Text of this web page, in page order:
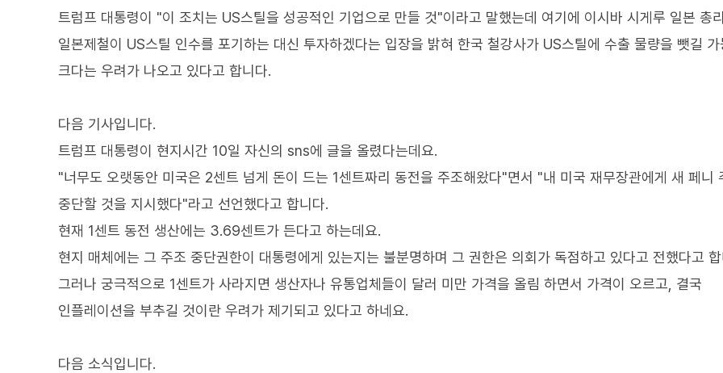
트럼프 대통령이 "이 조치는 US스틸을 성공적인 기업으로 만들 것"이라고 말했는데 여기에 이시바 시게루 일본 총
일본제철이 US스틸 인수를 포기하는 대신 투자하겠다는 입장을 밝혀 한국 철강사가 US스틸에 수출 물량을 뺏길 가
크다는 우려가 나오고 있다고 합니다.
다음 기사입니다.
트럼프 대통령이 현지시간 10일 자신의 sns에 글을 올렸다는데요.
"너무도 오랫동안 미국은 2센트 넘게 돈이 드는 1센트짜리 동전을 주조해왔다"면서 "내 미국 재무장관에게 새 페니
중단할 것을 지시했다"라고 선언했다고 합니다.
현재 1센트 동전 생산에는 3.69센트가 든다고 하는데요.
현지 매체에는 그 주조 중단권한이 대통령에게 있는지는 불분명하며 그 권한은 의회가 독점하고 있다고 전했다고
그러나 궁극적으로 1센트가 사라지면 생산자나 유통업체들이 달러 미만 가격을 올림 하면서 가격이 오르고, 결국
인플레이션을 부추길 것이란 우려가 제기되고 있다고 하네요.
다음 소식입니다.